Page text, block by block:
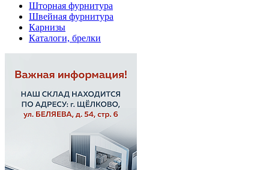
Шторная фурнитура
Швейная фурнитура
Карнизы
Каталоги, брелки